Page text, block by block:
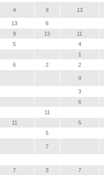
4 9 13
13
6
9 13
11
5
4
1
6 2
2
9
3
6
11
11
5
5
7
7 3
7